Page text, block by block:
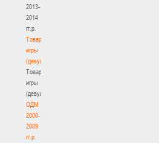
2013-
2014
гг.р.
Товарищеские
игры
(девушки)
Товарищеские
игры
(девушки)
ОДМ
2008-
2009
гг.р.